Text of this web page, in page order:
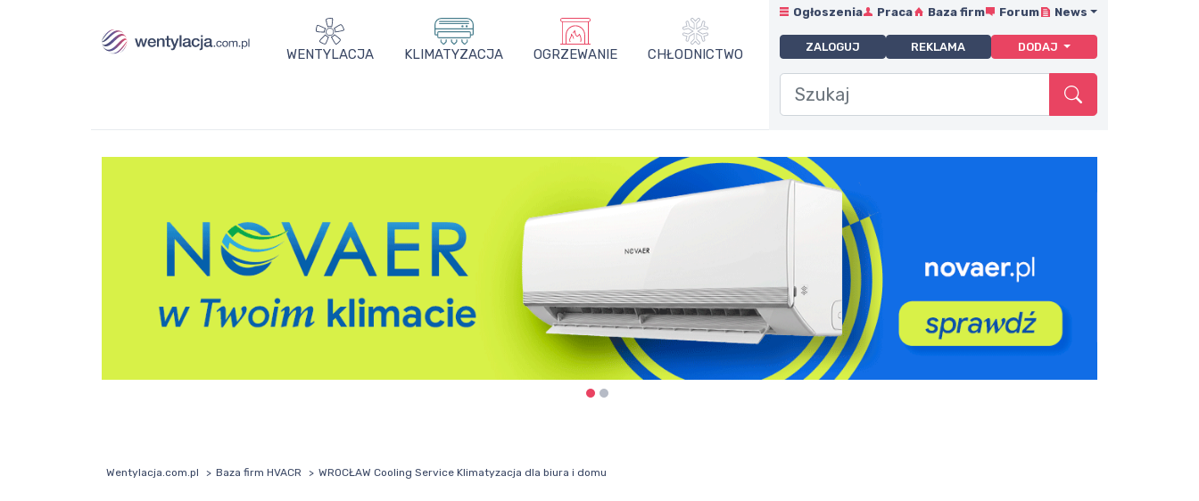
WENTYLACJA KLIMATYZACJA OGRZEWANIE CHŁODNICTWO
Ogłoszenia Praca Baza firm Forum News
ZALOGUJ REKLAMA DODAJ
Wentylacja.com.pl Baza firm HVACR WROCŁAW Cooling Service Klimatyzacja dla biura i domu